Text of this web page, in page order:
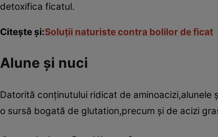
detoxifica ficatul.
Citeşte şi:Soluţii naturiste contra bolilor de ficat
Alune şi nuci
Datorită conţinutului ridicat de
o sursă bogată de glutation,precum şi de acizi